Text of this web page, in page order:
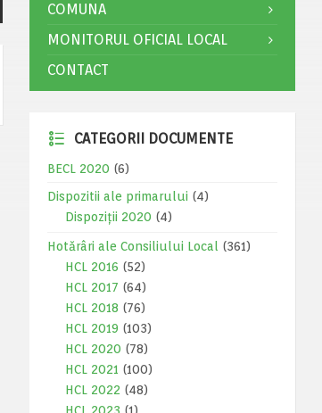
COMUNA
MONITORUL OFICIAL LOCAL
CONTACT
CATEGORII DOCUMENTE
BECL 2020 (6)
Dispozitii ale primarului (4)
Dispoziții 2020 (4)
Hotărâri ale Consiliului Local
(361)
HCL 2016 (52)
HCL 2017 (64)
HCL 2018 (76)
HCL 2019 (103)
HCL 2020 (78)
HCL 2021 (100)
HCL 2022 (48)